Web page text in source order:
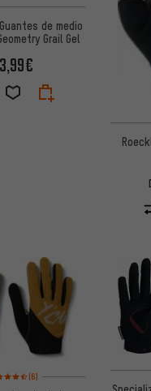
de medio
Grail Gel
media: 4,5 de 5 basada en 6
(6)